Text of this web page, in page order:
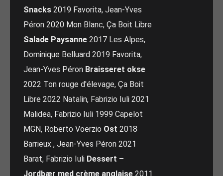
Snacks 2019 Favorita, Jean-Yves
Péron 2020 Mon Blanc, Ça Boit Libre
Salade Paysanne 2017 Les Alpes,
Dominique Belluard 2019 Favorita,
Jean-Yves Péron Braisseret okse
2022 Ton rouge d'élevage, Ça Boit
Libre 2022 Natalin, Fabrizio Iuli 2021
Malidea, Fabrizio Iuli 1999 Capelot
MGN, Roberto Voerzio Ost 2018
Barrieux , Jean-Yves Péron 2021
Barat, Fabrizio Iuli Dessert –
Jordbær med crème anglaise 2011